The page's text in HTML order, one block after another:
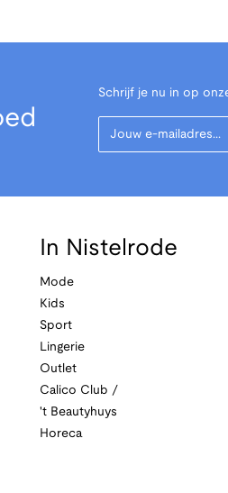
Schrijf je nu in op
Your Email
In Nistelrode
Mode
Kids
Sport
Lingerie
Outlet
Calico Club /
't Beautyhuys
Horeca